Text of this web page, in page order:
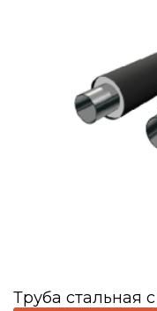
Труба стальная